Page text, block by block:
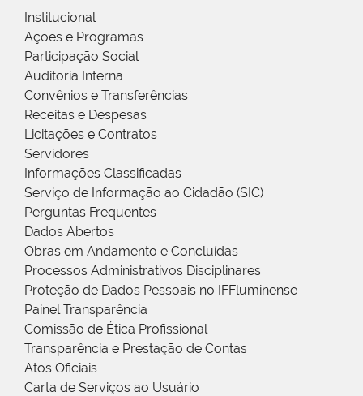
Institucional
Ações e Programas
Participação Social
Auditoria Interna
Convênios e Transferências
Receitas e Despesas
Licitações e Contratos
Servidores
Informações Classificadas
Serviço de Informação ao Cidadão (SIC)
Perguntas Frequentes
Dados Abertos
Obras em Andamento e Concluídas
Processos Administrativos Disciplinares
Proteção de Dados Pessoais no IFFluminense
Painel Transparência
Comissão de Ética Profissional
Transparência e Prestação de Contas
Atos Oficiais
Carta de Serviços ao Usuário